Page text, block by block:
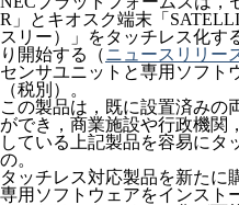
R」とキオスク端末「
スリー）」をタッチレス化す
り開始する（ニュースリリー
センサユニットと専用ソフト
（税別）。
この製品は，既に設置済みの
ができ，商業施設や行政機関
している上記製品を容易にタ
の。
タッチレス対応製品を新たに
専用ソフトウェアをインスト